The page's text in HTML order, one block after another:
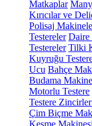
Matkaplar
Kırıcılar ve
Polisaj
Testereler Daire
Testereler Tilki
Kuyruğu
Ucu Bahçe
Budama
Motorlu Testere
Testere
Çim Biçme
Kesme Makinesi